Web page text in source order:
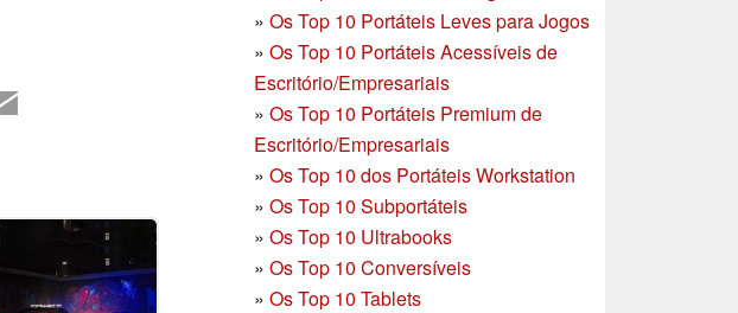
» Os Top 10 Portáteis Leves para Jogos
» Os Top 10 Portáteis Acessíveis de
Escritório/Empresariais
» Os Top 10 Portáteis Premium de
Escritório/Empresariais
» Os Top 10 dos Portáteis Workstation
» Os Top 10 Subportáteis
» Os Top 10 Ultrabooks
» Os Top 10 Conversíveis
» Os Top 10 Tablets